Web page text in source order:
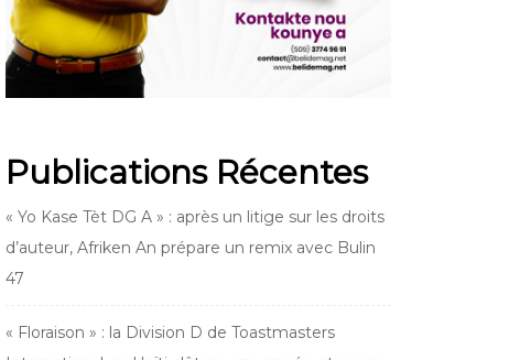
Publications Récentes
« Yo Kase Tèt DG A » : après un litige sur les droits
d’auteur, Afriken An prépare un remix avec Bulin
47
« Floraison » : la Division D de Toastmasters